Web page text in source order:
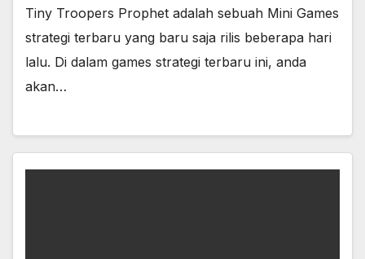
Tiny Troopers Prophet adalah sebuah Mini Games
strategi terbaru yang baru saja rilis beberapa hari
lalu. Di dalam games strategi terbaru ini, anda
akan…